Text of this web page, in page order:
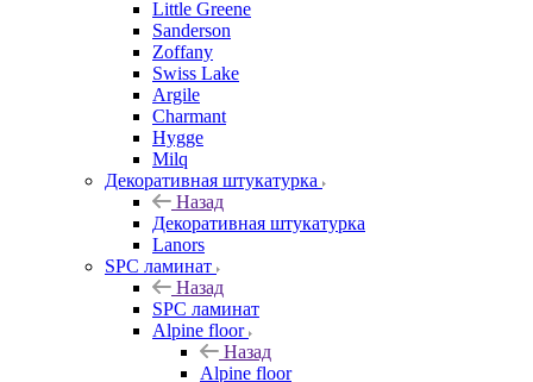
Little Greene
Sanderson
Zoffany
Swiss Lake
Argile
Charmant
Hygge
Milq
Декоративная штукатурка
Назад
Декоративная штукатурка
Lanors
SPC ламинат
Назад
SPC ламинат
Alpine floor
Назад
Alpine floor